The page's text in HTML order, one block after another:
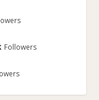
Followers